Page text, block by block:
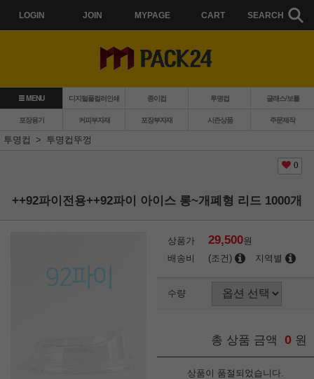
LOGIN JOIN MYPAGE CART SEARCH
MENU 디지털풀컬러인쇄 종이컵 투명컵 글래스/보틀
포장용기 커피부자재 포장부자재 시즌상품
주문제작
투명컵
투명컵뚜껑
0
++92파이전용++92파이 아이스 롱~개폐형 리드 1000개
상품가 29,500원
배송비
(조건) 지역별
수량
총 상품 금액 0 원
상품이 품절되었습니다.